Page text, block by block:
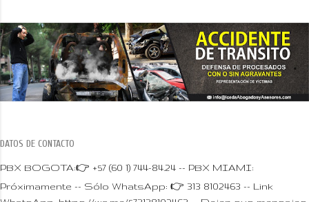
DATOS DE CONTACTO
PBX BOGOTA:👉 +57 (60 1) 744-84.24 -- PBX MIAMI:
Próximamente -- Sólo WhatsApp: 👉 313 8102463 -- Link